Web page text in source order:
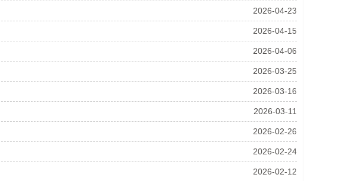
2026-04-23
2026-04-15
2026-04-06
2026-03-25
2026-03-16
2026-03-11
2026-02-26
2026-02-24
2026-02-12